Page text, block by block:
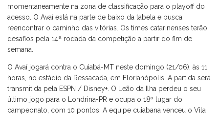
momentaneamente na zona de classificação para o playoff do
acesso. O Avaí está na parte de baixo da tabela e busca
reencontrar o caminho das vitórias. Os times catarinenses terão
desafios pela 14ª rodada da competição a partir do fim de
semana.
O Avaí jogará contra o Cuiabá-MT neste domingo (21/06), às 11
horas, no estádio da Ressacada, em Florianópolis. A partida será
transmitida pela ESPN / Disney+. O Leão da Ilha perdeu o seu
último jogo para o Londrina-PR e ocupa o 18º lugar do
campeonato, com 10 pontos. A equipe cuiabana venceu o Vila